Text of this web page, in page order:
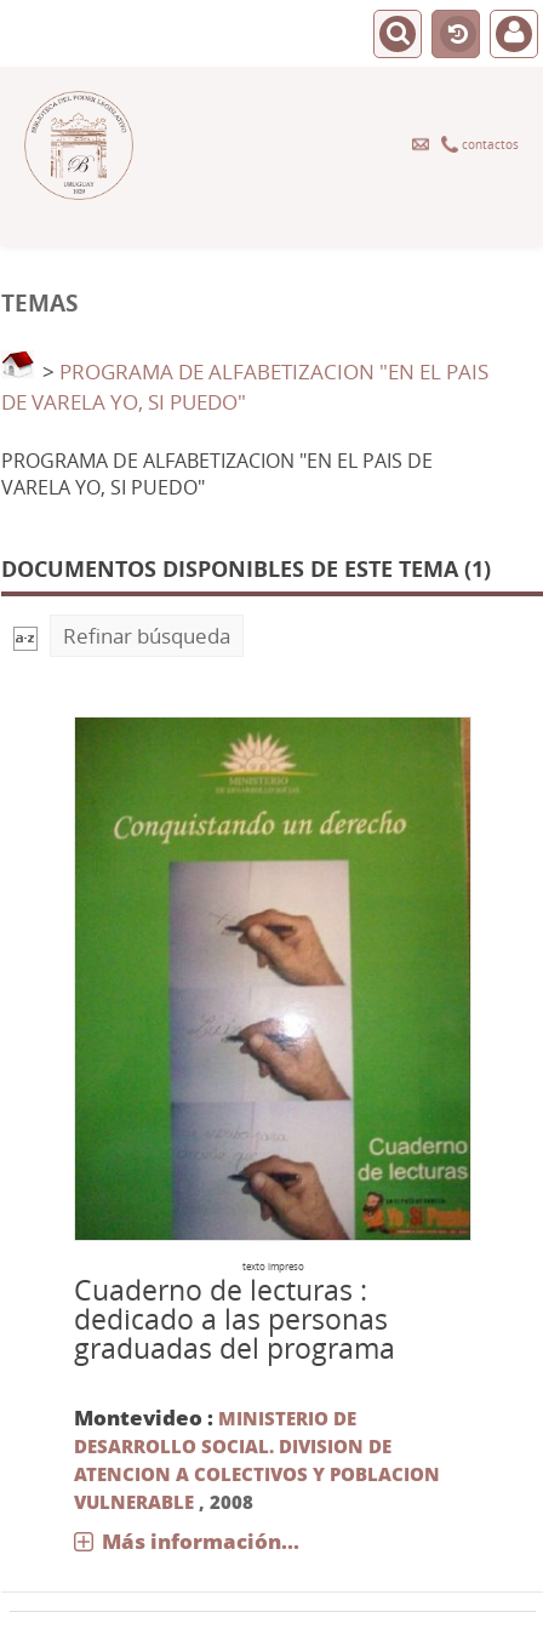
contactos
TEMAS
> PROGRAMA DE ALFABETIZACION "EN EL PAIS
DE VARELA YO, SI PUEDO"
PROGRAMA DE ALFABETIZACION "EN EL PAIS DE
VARELA YO, SI PUEDO"
DOCUMENTOS DISPONIBLES DE ESTE TEMA (1)
Refinar búsqueda
texto impreso
Cuaderno de lecturas :
dedicado a las personas
graduadas del programa
Montevideo : MINISTERIO DE
DESARROLLO SOCIAL. DIVISION DE
ATENCION A COLECTIVOS Y POBLACION
VULNERABLE , 2008
Más información...